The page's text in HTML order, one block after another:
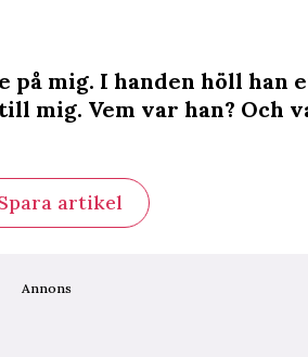
på mig. I handen höll han
mig. Vem var han? Och
artikel
Annons